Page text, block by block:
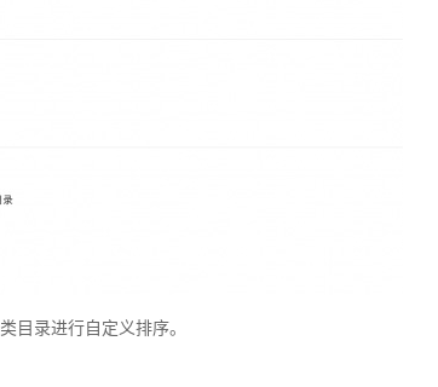
目录进行自定义排序。